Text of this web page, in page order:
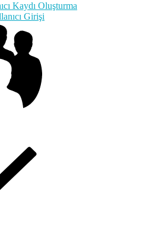
Kaydı Oluşturma
Girişi